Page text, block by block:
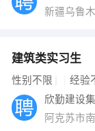
新疆乌鲁
建筑类实习生
性别不限 经验
欣勤建设
阿克苏市